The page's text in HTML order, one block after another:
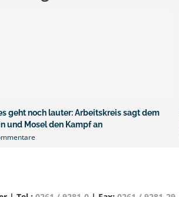
geht noch lauter: Arbeitskreis sagt dem
und Mosel den Kampf an